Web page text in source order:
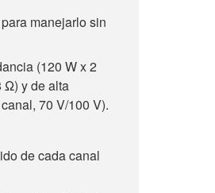
manejarlo sin
(120 W x 2
Ω) y de alta
70 V/100 V).
de cada canal